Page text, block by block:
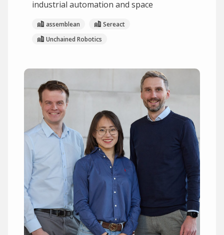
industrial automation and space
assemblean
Sereact
Unchained Robotics